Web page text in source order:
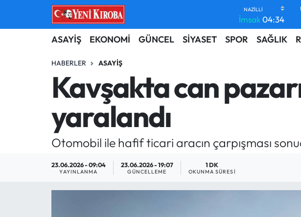
İmsak04:34
ASAYİŞ EKONOMİ GÜNCEL SİYASET SPOR SAĞLIK
HABERLER ASAYIŞ
Kavşakta can
yaralandı
Otomobil ile hafif ticari aracın çarpışması
23.06.2026 - 09:04
YAYINLANMA
23.06.2026 - 19:07
GÜNCELLEME
1 DK
OKUNMA SÜRESI
ASAYİŞ
BİLİM-TEKNOLOJİ
DÜNYA
EĞİTİM
EKONOMİ
Aydın Nöbetçi Eczaneler
Aydın Hava Durumu
Aydin Namaz Vakitleri
Aydın Trafik Yoğunluk Haritası
Süper Lig Puan Durumu ve Fikstür
Tüm Manşetler